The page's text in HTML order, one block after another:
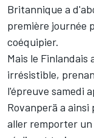
Britannique a
première journée
coéquipier.
Mais le Finlandais
irrésistible,
l'épreuve samedi
Rovanperä a
aller remporter